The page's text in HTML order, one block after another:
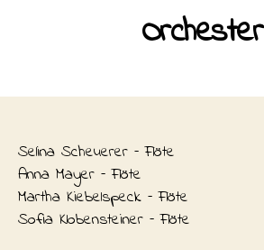
Orchester
Selina Scheuerer – Flöte
Anna Mayer – Flöte
Martha Kiebelspeck – Flöte
Sofia Klobensteiner – Flöte